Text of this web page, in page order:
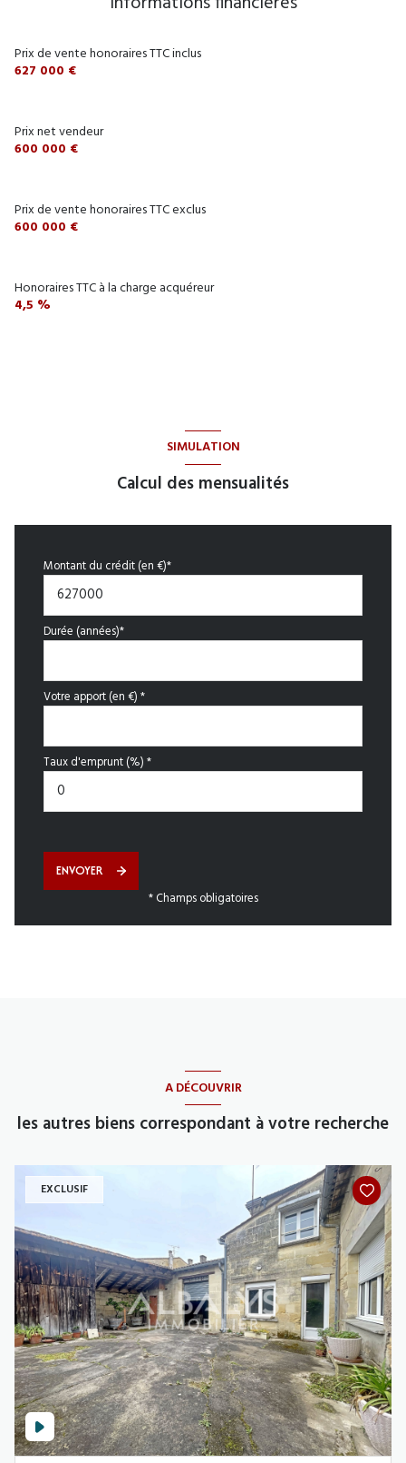
Prix de vente honoraires TTC inclus
627 000 €
Prix net vendeur
600 000 €
Prix de vente honoraires TTC exclus
600 000 €
Honoraires TTC à la charge acquéreur
4,5 %
SIMULATION
Calcul des mensualités
Montant du crédit (en €)*
Durée (années)*
Votre apport (en €) *
Taux d'emprunt (%) *
ENVOYER
* Champs obligatoires
A DÉCOUVRIR
les autres biens correspondant à votre recherche
EXCLUSIF